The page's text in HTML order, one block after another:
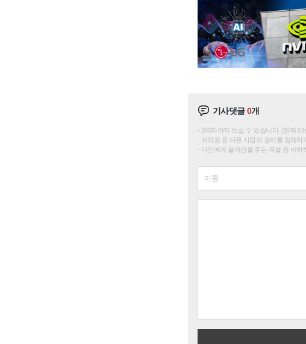
기사댓글0개
200자까지 쓰실 수 있습니다. (현재 0
저작권 등 다른 사람의 권리를 침해
타인에게 불쾌감을 주는 욕설 등 비